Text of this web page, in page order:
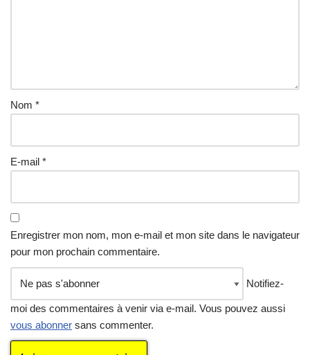
Nom *
E-mail *
Enregistrer mon nom, mon e-mail et mon site dans le navigateur
pour mon prochain commentaire.
Notifiez-
moi des commentaires à venir via e-mail. Vous pouvez aussi
vous abonner sans commenter.